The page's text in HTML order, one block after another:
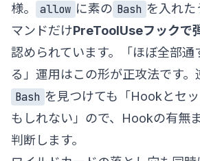
様。
allow に素の Bash を入れた
マンドだけPreToolUseフックで
認められています。「ほぼ全部通
る」運用はこの形が正攻法です。
Bash を見つけても「Hookとセ
もしれない」ので、Hookの有無
判断します。